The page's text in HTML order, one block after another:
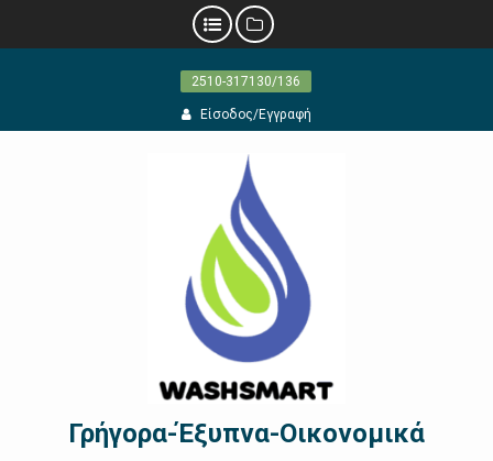
2510-317130/136
Είσοδος/Εγγραφή
Γρήγορα-Έξυπνα-Οικονομικά